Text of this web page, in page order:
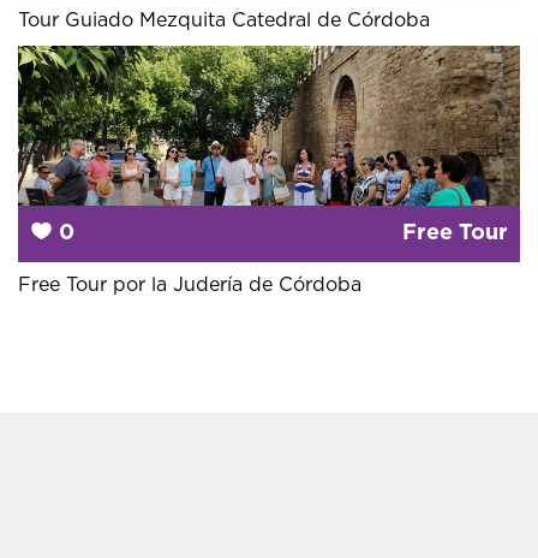
Tour Guiado Mezquita Catedral de Córdoba
0 Free Tour
Free Tour por la Judería de Córdoba